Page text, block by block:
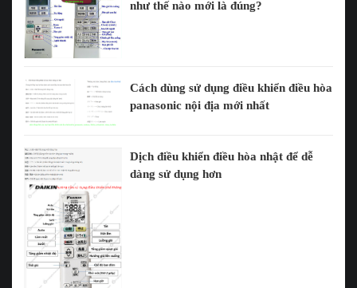
như thế nào mới là đúng?
Cách dùng sử dụng điều khiển điều hòa
panasonic nội địa mới nhất
Dịch điều khiển điều hòa nhật để dễ
dàng sử dụng hơn